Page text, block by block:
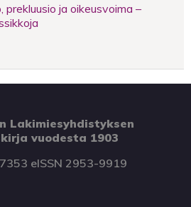
ja oikeusvoima –
Lakimiesyhdistyksen
vuodesta 1903
eISSN 2953-9919